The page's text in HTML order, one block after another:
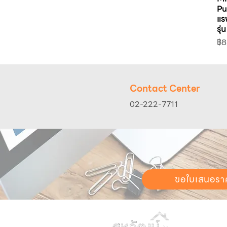
แ
รุ่
ร
฿
Contact Center
02-222-7711
ขอใบเสนอร